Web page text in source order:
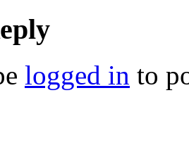
logged in to